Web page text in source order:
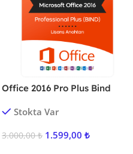
Office 2016 Pro Plus Bind
Stokta Var
3.000,00₺ 1.599,00 ₺